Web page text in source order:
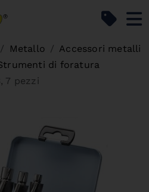
Metallo
Accessori metalli
di foratura
7 pezzi